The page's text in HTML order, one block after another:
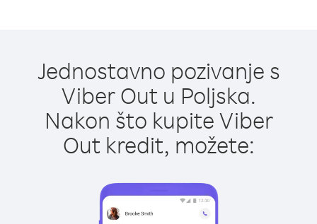
Jednostavno pozivanje s
Viber Out u Poljska.
Nakon što kupite Viber
Out kredit, možete: